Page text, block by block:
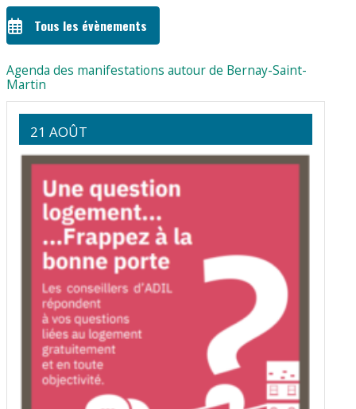
Tous les évènements
Agenda des manifestations autour de Bernay-Saint-
Martin
21 AOÛT